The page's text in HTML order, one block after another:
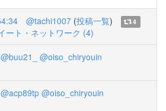
@tachi1007 (投稿一覧)
4
ート・ネットワーク (4)
@buu21_
@oiso_chiryouin
@acp89tp @oiso_chiryouin